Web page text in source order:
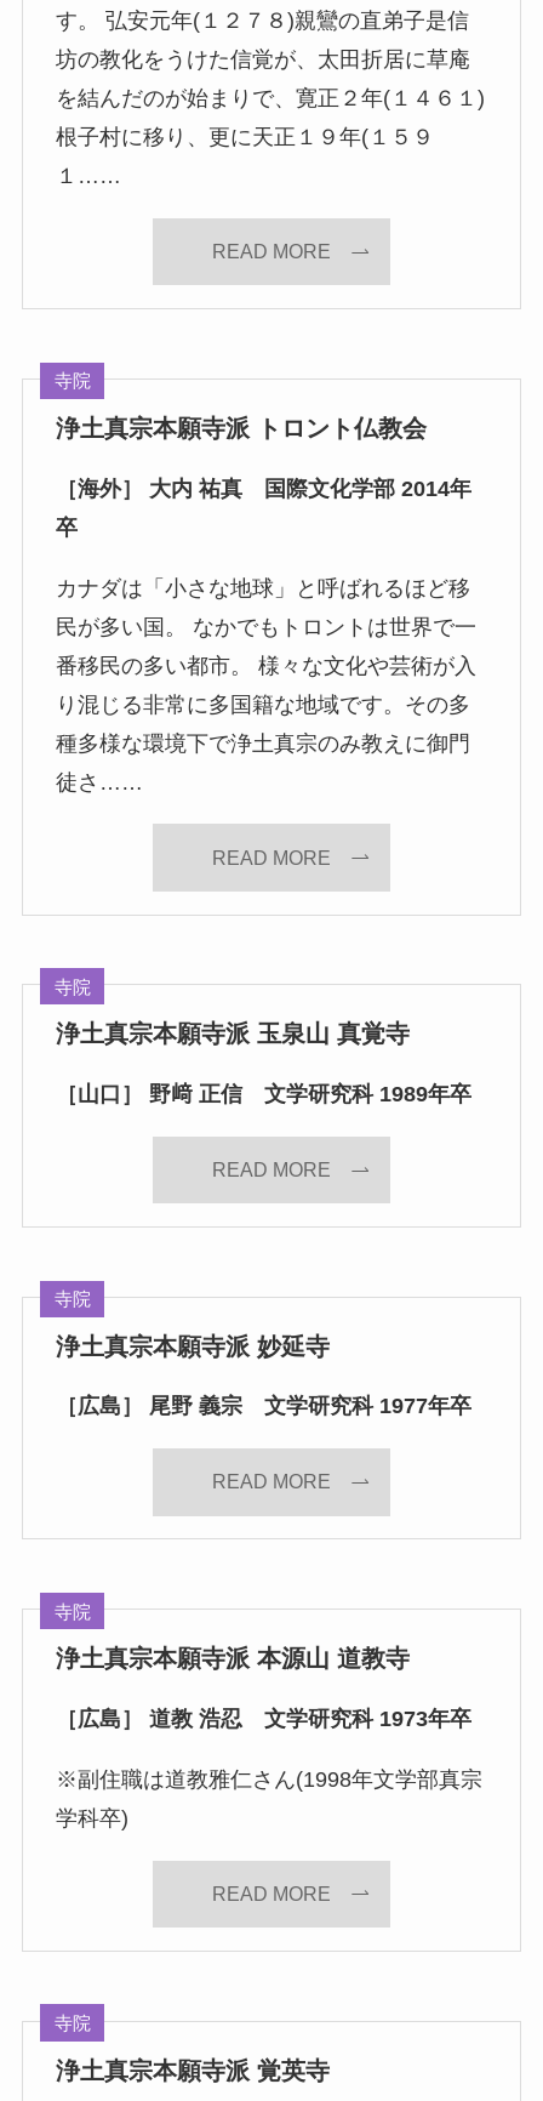
す。 弘安元年(１２７８)親鸞の直弟子是信
坊の教化をうけた信覚が、太田折居に草庵
を結んだのが始まりで、寛正２年(１４６１)
根子村に移り、更に天正１９年(１５９
１……
READ MORE
寺院
浄土真宗本願寺派 トロント仏教会
［海外］ 大内 祐真 国際文化学部 2014年
卒
カナダは「小さな地球」と呼ばれるほど移
民が多い国。 なかでもトロントは世界で一
番移民の多い都市。 様々な文化や芸術が入
り混じる非常に多国籍な地域です。その多
種多様な環境下で浄土真宗のみ教えに御門
徒さ……
READ MORE
寺院
浄土真宗本願寺派 玉泉山 真覚寺
［山口］ 野﨑 正信 文学研究科 1989年卒
READ MORE
寺院
浄土真宗本願寺派 妙延寺
［広島］ 尾野 義宗 文学研究科 1977年卒
READ MORE
寺院
浄土真宗本願寺派 本源山 道教寺
［広島］ 道教 浩忍 文学研究科 1973年卒
※副住職は道教雅仁さん(1998年文学部真宗
学科卒)
READ MORE
寺院
浄土真宗本願寺派 覚英寺